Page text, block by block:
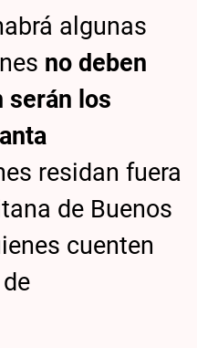
algunas
no deben
serán los
residan fuera
de Buenos
cuenten